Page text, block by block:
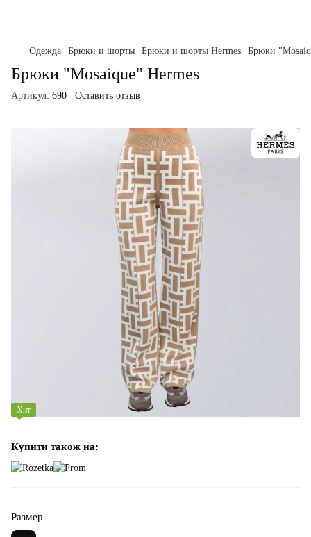
Одежда Брюки и шорты Брюки и шорты Hermes Брюки
Брюки "Mosaique" Hermes
Артикул: 690 Оставить отзыв
Хит
Купити також на:
Размер